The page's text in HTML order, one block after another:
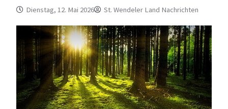
Dienstag, 12. Mai 2026 St. Wendeler Land Nachrichten